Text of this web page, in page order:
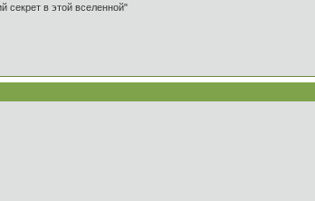
секрет в этой вселенной"